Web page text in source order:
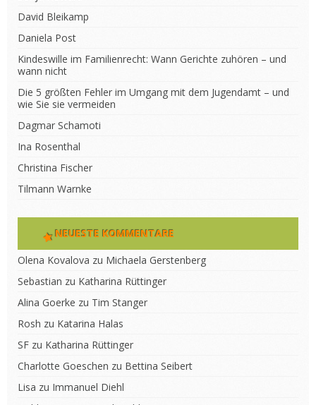
David Bleikamp
Daniela Post
Kindeswille im Familienrecht: Wann Gerichte zuhören – und
wann nicht
Die 5 größten Fehler im Umgang mit dem Jugendamt – und
wie Sie sie vermeiden
Dagmar Schamoti
Ina Rosenthal
Christina Fischer
Tilmann Warnke
NEUESTE KOMMENTARE
Olena Kovalova zu Michaela Gerstenberg
Sebastian zu Katharina Rüttinger
Alina Goerke zu Tim Stanger
Rosh zu Katarina Halas
SF zu Katharina Rüttinger
Charlotte Goeschen zu Bettina Seibert
Lisa zu Immanuel Diehl